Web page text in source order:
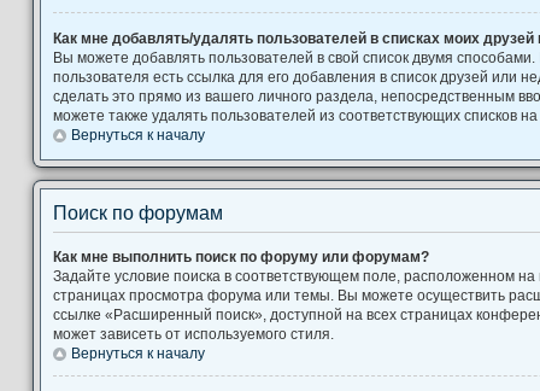
Как мне добавлять/удалять пользователей в списках моих друзей
Вы можете добавлять пользователей в свой список двумя
пользователя есть ссылка для его добавления в список друзей или
сделать это прямо из вашего личного раздела, непосредственным
можете также удалять пользователей из соответствующих списков
Вернуться к началу
Поиск по форумам
Как мне выполнить поиск по форуму или форумам?
Задайте условие поиска в соответствующем поле, расположенном
страницах просмотра форума или темы. Вы можете осуществить
ссылке «Расширенный поиск», доступной на всех страницах
может зависеть от используемого стиля.
Вернуться к началу